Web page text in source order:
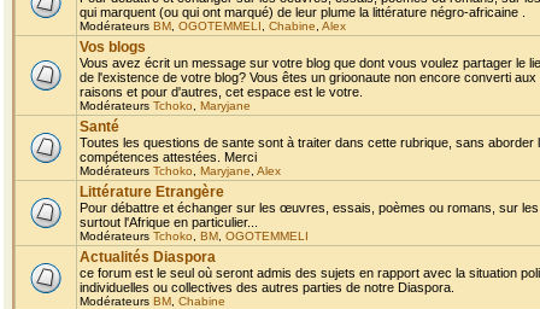
qui marquent (ou qui ont marqué) de leur plume la littérature négro-africaine .
Modérateurs BM OGOTEMMELI Chabine Alex
Vos blogs
Vous avez écrit un message sur votre blog que dont vous voulez partager le
de l'existence de votre blog? Vous êtes un grioonaute non encore converti
raisons et pour d'autres, cet espace est le votre.
Modérateurs Tchoko Maryjane
Santé
Toutes les questions de sante sont à traiter dans cette rubrique, sans
compétences attestées. Merci
Modérateurs Tchoko Maryjane Alex
Littérature Etrangère
Pour débattre et échanger sur les œuvres, essais, poèmes ou romans, sur
surtout l'Afrique en particulier...
Modérateurs Tchoko BM OGOTEMMELI
Actualités Diaspora
ce forum est le seul où seront admis des sujets en rapport avec la situation
individuelles ou collectives des autres parties de notre Diaspora.
Modérateurs BM Chabine